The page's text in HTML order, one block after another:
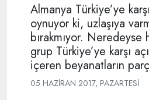
Almanya Türkiye’ye
oynuyor ki, uzlaşıya
bırakmıyor.
grup Türkiye’ye karşı
içeren beyanatların
05 HAZIRAN 2017, PAZARTESI